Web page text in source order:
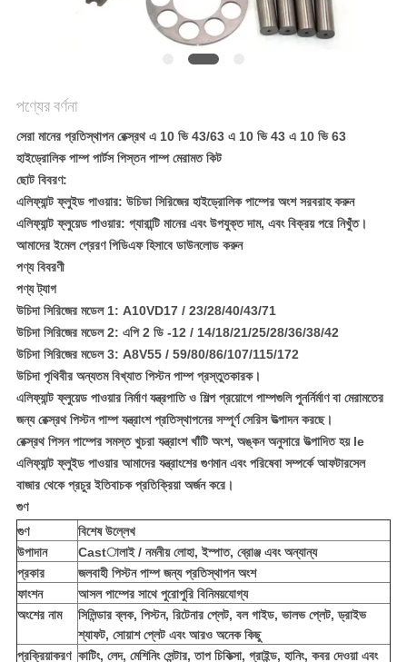
পণ্যের বর্ণনা
সেরা মানের প্রতিস্থাপন রেক্স্রথ এ 10 ভি 43/63 এ 10 ভি 43 এ 10 ভি 63
হাইড্রোলিক পাম্প পার্টস পিস্তন পাম্প মেরামত কিট
ছোট বিবরণ:
এলিফ্যান্ট ফ্লুইড পাওয়ার: উচিডা সিরিজের হাইড্রোলিক পাম্পের অংশ সরবরাহ করুন
এলিফ্যান্ট ফ্লুয়েড পাওয়ার: গ্যারান্টি মানের এবং উপযুক্ত দাম, এবং বিক্রয় পরে নিখুঁত।
আমাদের ইমেল প্রেরণ পিডিএফ হিসাবে ডাউনলোড করুন
পণ্য বিবরণী
পণ্য ট্যাগ
উচিদা সিরিজের মডেল 1: A10VD17 / 23/28/40/43/71
উচিদা সিরিজের মডেল 2: এপি 2 ডি -12 / 14/18/21/25/28/36/38/42
উচিদা সিরিজের মডেল 3: A8V55 / 59/80/86/107/115/172
উচিদা পৃথিবীর অন্যতম বিখ্যাত পিস্টন পাম্প প্রস্তুতকারক।
এলিফ্যান্ট ফ্লুয়েড পাওয়ার নির্মাণ যন্ত্রপাতি ও শিল্প প্রয়োগে পাম্পগুলি পুনর্নির্মাণ বা মেরামতের
জন্য রেক্স্রথ পিস্টন পাম্প যন্ত্রাংশ প্রতিস্থাপনের সম্পূর্ণ সেরিস উত্পাদন করছে।
রেক্স্রথ পিসন পাম্পের সমস্ত খুচরা যন্ত্রাংশ খাঁটি অংশ, অঙ্কন অনুসারে উত্পাদিত হয় le
এলিফ্যান্ট ফ্লুইড পাওয়ার আমাদের যন্ত্রাংশের গুণমান এবং পরিষেবা সম্পর্কে আফটারসেল
বাজার থেকে প্রচুর ইতিবাচক প্রতিক্রিয়া অর্জন করে।
গুণ
গুণ
বিশেষ উল্লেখ
উপাদান
Castালাই / নমনীয় লোহা, ইস্পাত, ব্রোঞ্জ এবং অন্যান্য
প্রকার
জলবাহী পিস্টন পাম্প জন্য প্রতিস্থাপন অংশ
ফাংশন
আসল পাম্পের সাথে পুরোপুরি বিনিময়যোগ্য
অংশের নাম
সিলিন্ডার ব্লক, পিস্টন, রিটেনার প্লেট, বল গাইড, ভালভ প্লেট, ড্রাইভ
শ্যাফট, সোয়াশ প্লেট এবং আরও অনেক কিছু
প্রক্রিয়াকরণ কাটিং, লেদ, মেশিনিং সেন্টার, তাপ চিকিত্সা, গ্রাইন্ড, হানিং, কবর দেওয়া এবং